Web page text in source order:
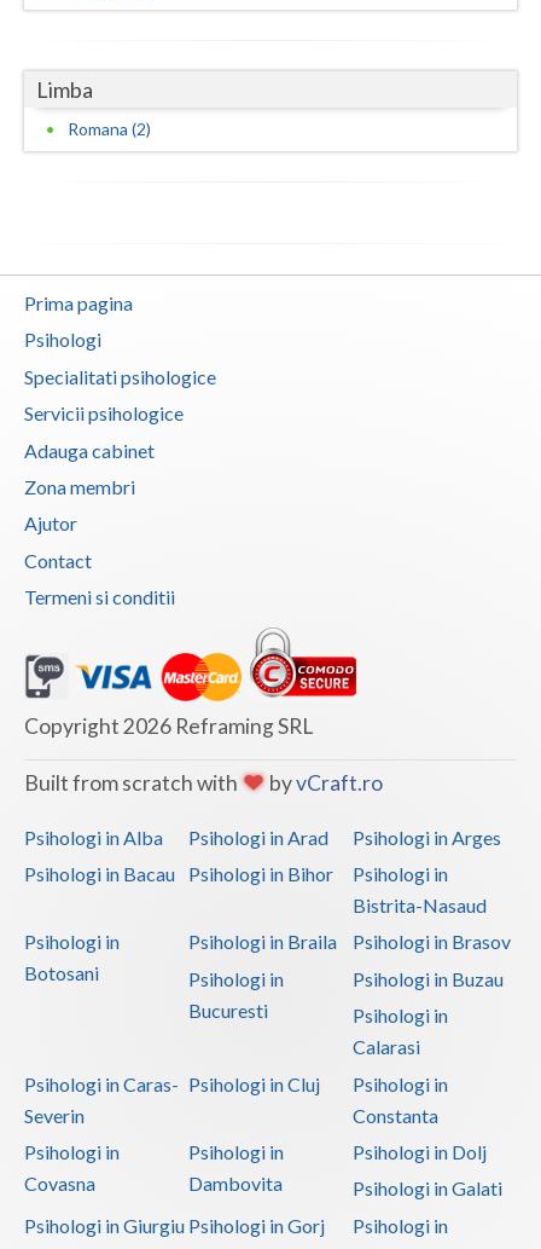
Limba
Romana (2)
Prima pagina
Psihologi
Specialitati psihologice
Servicii psihologice
Adauga cabinet
Zona membri
Ajutor
Contact
Termeni si conditii
Copyright 2026 Reframing SRL
Built from scratch with byvCraft.ro
Psihologi in Alba Psihologi in Arad
Psihologi in Arges
Psihologi in Bacau
Psihologi in Bihor
Psihologi in
Bistrita-Nasaud
Psihologi in
Botosani
Psihologi in Braila
Psihologi in Brasov
Psihologi in
Bucuresti
Psihologi in Buzau
Psihologi in
Calarasi
Psihologi in Caras-
Severin
Psihologi in Cluj
Psihologi in
Constanta
Psihologi in
Covasna
Psihologi in
Dambovita
Psihologi in Dolj
Psihologi in Galati
Psihologi in Giurgiu Psihologi in Gorj
Psihologi in